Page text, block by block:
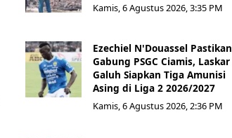
Kamis, 6 Agustus 2026, 3:35 PM
Ezechiel N'Douassel Pastikan
Gabung PSGC Ciamis, Laskar
Galuh Siapkan Tiga Amunisi
Asing di Liga 2 2026/2027
Kamis, 6 Agustus 2026, 2:36 PM